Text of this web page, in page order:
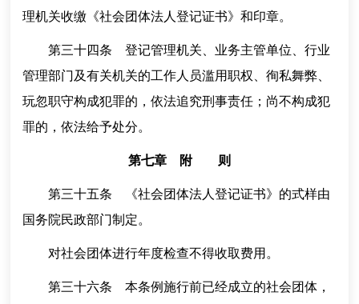
理机关收缴《社会团体法人登记证书》和印章。
第三十四条 登记管理机关、业务主管单位、行业
管理部门及有关机关的工作人员滥用职权、徇私舞弊、
玩忽职守构成犯罪的，依法追究刑事责任；尚不构成犯
罪的，依法给予处分。
第七章 附 则
第三十五条 《社会团体法人登记证书》的式样由
国务院民政部门制定。
对社会团体进行年度检查不得收取费用。
第三十六条 本条例施行前已经成立的社会团体，